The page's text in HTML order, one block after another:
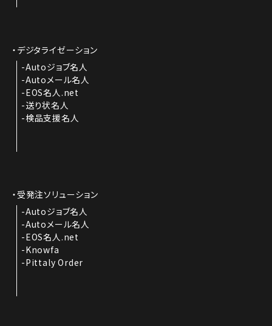
デジタライゼーション
Autoジョブ名人
Autoメール名人
EOS名人.net
送り状名人
検品支援名人
受発注ソリューション
Autoジョブ名人
Autoメール名人
EOS名人.net
Knowfa
Pittaly Order